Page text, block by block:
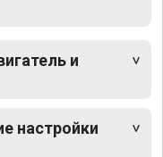
и
настройки